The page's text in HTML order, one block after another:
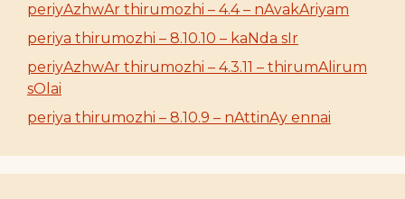
periyAzhwAr thirumozhi – 4.4 – nAvakAriyam
periya thirumozhi – 8.10.10 – kaNda sIr
periyAzhwAr thirumozhi – 4.3.11 – thirumAlirum
sOlai
periya thirumozhi – 8.10.9 – nAttinAy ennai